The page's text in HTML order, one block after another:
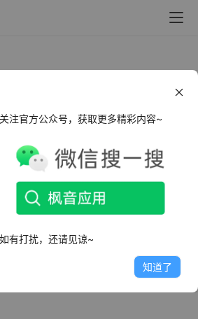
2024年6月15日
注官方公众号，获取更多精彩内容~
有打扰，还请见谅~
知道了